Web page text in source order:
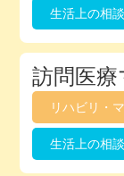
生活上の相談
訪問医
リハビリ・
生活上の相談